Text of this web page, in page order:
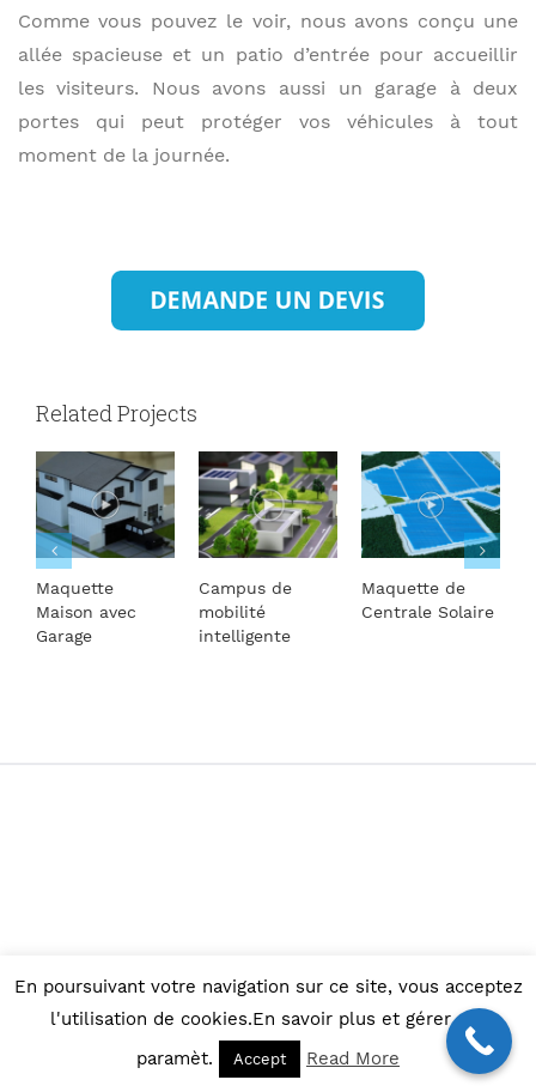
Comme vous pouvez le voir, nous avons conçu une
allée spacieuse et un patio d’entrée pour accueillir
les visiteurs. Nous avons aussi un garage à deux
portes qui peut protéger vos véhicules à tout
moment de la journée.
Related Projects
Maquette
Maison avec
Garage
Campus de
mobilité
intelligente
Maquette de
Centrale Solaire
Facebook
En poursuivant votre navigation sur ce site, vous acceptez
l'utilisation de cookies.En savoir plus et gérer ces
paramèt.
Accept Read More